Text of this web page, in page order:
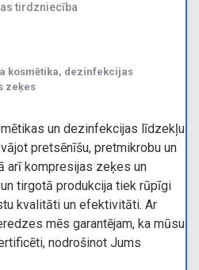
tirdzniecība
kosmētika, dezinfekcijas
zeķes
un dezinfekcijas līdzekļu
pretsēnīšu, pretmikrobu un
arī kompresijas zeķes un
tirgotā produkcija tiek rūpīgi
kvalitāti un efektivitāti. Ar
mēs garantējam, ka mūsu
nodrošinot Jums